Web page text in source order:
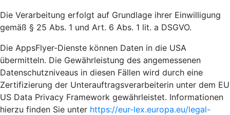
Die Verarbeitung erfolgt auf Grundlage ihrer Einwilligung
gemäß § 25 Abs. 1 und Art. 6 Abs. 1 lit. a DSGVO.
Die AppsFlyer-Dienste können Daten in die USA
übermitteln. Die Gewährleistung des angemessenen
Datenschutzniveaus in diesen Fällen wird durch eine
Zertifizierung der Unterauftragsverarbeiterin unter dem EU
US Data Privacy Framework gewährleistet. Informationen
hierzu finden Sie unter https://eur-lex.europa.eu/legal-